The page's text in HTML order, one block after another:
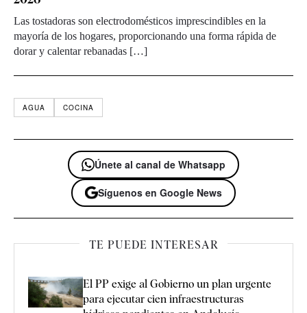
Las tostadoras son electrodomésticos imprescindibles en la
mayoría de los hogares, proporcionando una forma rápida de
dorar y calentar rebanadas […]
AGUA COCINA
Únete al canal de Whatsapp
Síguenos en Google News
TE PUEDE INTERESAR
El PP exige al Gobierno un plan urgente
para ejecutar cien infraestructuras